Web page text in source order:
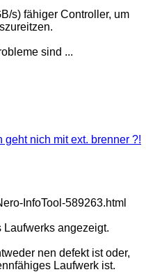
s) fähiger Controller, um
sind ...
geht nich mit ext. brenner ?!
InfoTool-589263.html
angezeigt.
nen defekt ist oder,
Laufwerk ist.